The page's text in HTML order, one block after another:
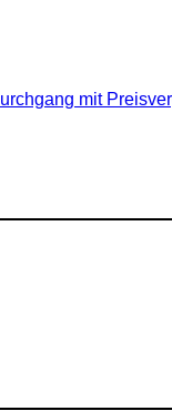
mit